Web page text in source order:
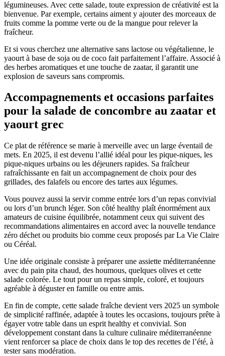
légumineuses. Avec cette salade, toute expression de créativité est la
bienvenue. Par exemple, certains aiment y ajouter des morceaux de
fruits comme la pomme verte ou de la mangue pour relever la
fraîcheur.
Et si vous cherchez une alternative sans lactose ou végétalienne, le
yaourt à base de soja ou de coco fait parfaitement l’affaire. Associé à
des herbes aromatiques et une touche de zaatar, il garantit une
explosion de saveurs sans compromis.
Accompagnements et occasions parfaites
pour la salade de concombre au zaatar et
yaourt grec
Ce plat de référence se marie à merveille avec un large éventail de
mets. En 2025, il est devenu l’allié idéal pour les pique-niques, les
pique-niques urbains ou les déjeuners rapides. Sa fraîcheur
rafraîchissante en fait un accompagnement de choix pour des
grillades, des falafels ou encore des tartes aux légumes.
Vous pouvez aussi la servir comme entrée lors d’un repas convivial
ou lors d’un brunch léger. Son côté healthy plaît énormément aux
amateurs de cuisine équilibrée, notamment ceux qui suivent des
recommandations alimentaires en accord avec la nouvelle tendance
zéro déchet ou produits bio comme ceux proposés par La Vie Claire
ou Céréal.
Une idée originale consiste à préparer une assiette méditerranéenne
avec du pain pita chaud, des houmous, quelques olives et cette
salade colorée. Le tout pour un repas simple, coloré, et toujours
agréable à déguster en famille ou entre amis.
En fin de compte, cette salade fraîche devient vers 2025 un symbole
de simplicité raffinée, adaptée à toutes les occasions, toujours prête à
égayer votre table dans un esprit healthy et convivial. Son
développement constant dans la culture culinaire méditerranéenne
vient renforcer sa place de choix dans le top des recettes de l’été, à
tester sans modération.